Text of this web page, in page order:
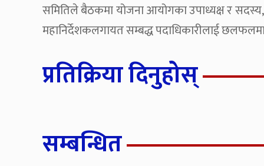
समितिले बैठकमा योजना आयोगका उपाध्यक्ष र सदस्य,
महानिर्देशकलगायत सम्बद्ध पदाधिकारीलाई
प्रतिक्रिया दिनुहोस्
सम्बन्धित